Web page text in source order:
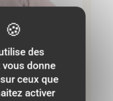
des
donne
ceux que
activer